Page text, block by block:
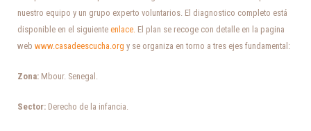
nuestro equipo y un grupo experto voluntarios. El diagnostico completo está
disponible en el siguiente enlace. El plan se recoge con detalle en la pagina
web www.casadeescucha.org y se organiza en torno a tres ejes fundamental:
Zona: Mbour. Senegal.
Sector: Derecho de la infancia.